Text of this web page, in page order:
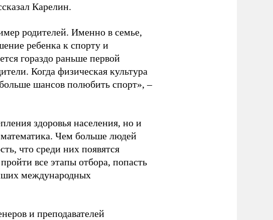
Карелин.
родителей. Именно в семье,
ребенка к спорту и
гораздо раньше первой
Когда физическая культура
шансов полюбить спорт», –
здоровья населения, но и
Чем больше людей
что среди них появятся
все этапы отбора, попасть
международных
и преподавателей